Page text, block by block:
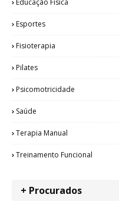
Esportes
Fisioterapia
Pilates
Psicomotricidade
Saúde
Terapia Manual
Treinamento Funcional
+ Procurados